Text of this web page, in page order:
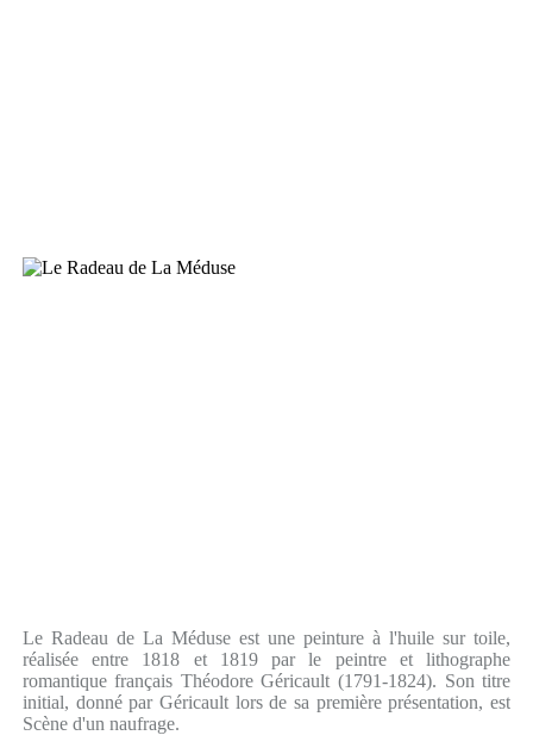
Le Radeau de La Méduse est une peinture à l'huile sur toile,
réalisée entre 1818 et 1819 par le peintre et lithographe
romantique français Théodore Géricault (1791-1824). Son titre
initial, donné par Géricault lors de sa première présentation, est
Scène d'un naufrage.